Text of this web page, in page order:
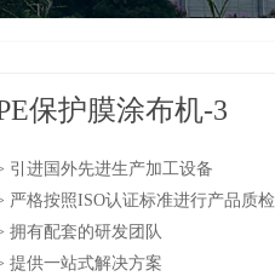
保护膜涂布机-3
引进国外先进生产加工设备
严格按照ISO认证标准进行产品质检
拥有配套的研发团队
提供一站式解决方案